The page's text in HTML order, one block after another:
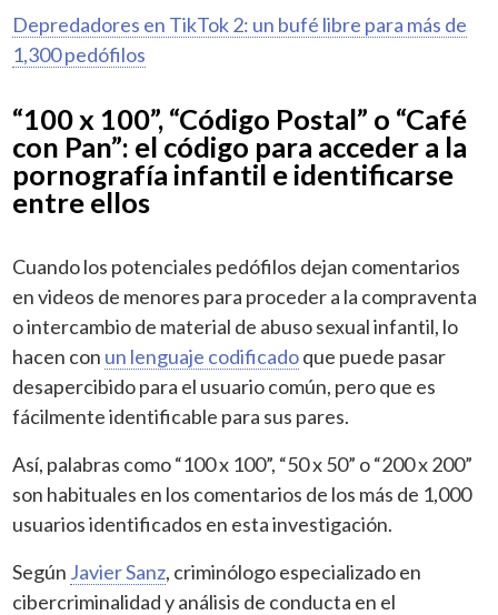
Depredadores en TikTok 2: un bufé libre para más de
1,300 pedófilos
“100 x 100”, “Código Postal” o “Café
con Pan”: el código para acceder a la
pornografía infantil e identificarse
entre ellos
Cuando los potenciales pedófilos dejan comentarios
en videos de menores para proceder a la compraventa
o intercambio de material de abuso sexual infantil, lo
hacen con un lenguaje codificadoque puede pasar
desapercibido para el usuario común, pero que es
fácilmente identificable para sus pares.
Así, palabras como “100 x 100”, “50 x 50” o “200 x 200”
son habituales en los comentarios de los más de 1,000
usuarios identificados en esta investigación.
Según Javier Sanz, criminólogo especializado en
cibercriminalidad y análisis de conducta en el